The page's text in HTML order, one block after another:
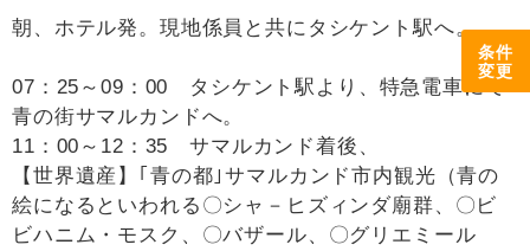
条件
変更
朝、ホテル発。現地係員と共にタシケント駅へ。
07：25～09：00 タシケント駅より、特急電車にて
青の街サマルカンドへ。
11：00～12：35 サマルカンド着後、
【世界遺産】｢青の都｣サマルカンド市内観光（青の
絵になるといわれる〇シャ－ヒズィンダ廟群、〇ビ
ビハニム・モスク、〇バザール、〇グリエミール